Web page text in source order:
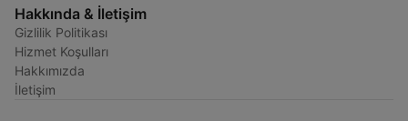
Hakkında & İletişim
Gizlilik Politikası
Hizmet Koşulları
Hakkımızda
İletişim